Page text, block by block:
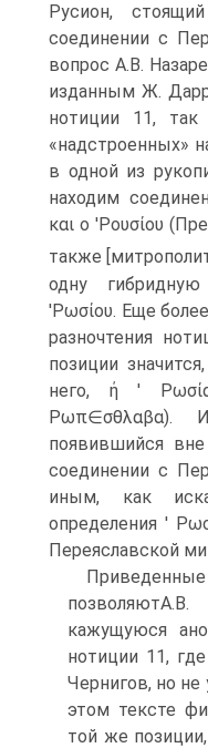
Русион,
соединении с
вопрос А.В.
изданным Ж.
нотиции 11,
«надстроенных»
в одной из
находим
και ο 'Ρουσίου
также
одну
'Ρωσίου. Еще
разночтения
позиции
него, ή '
Ρωπ∈σθλαβα).
появившийся вне
соединении с
иным, как
определения '
Переяславской
кажущуюся
нотиции 11,
Чернигов, но не
этом тексте
той же